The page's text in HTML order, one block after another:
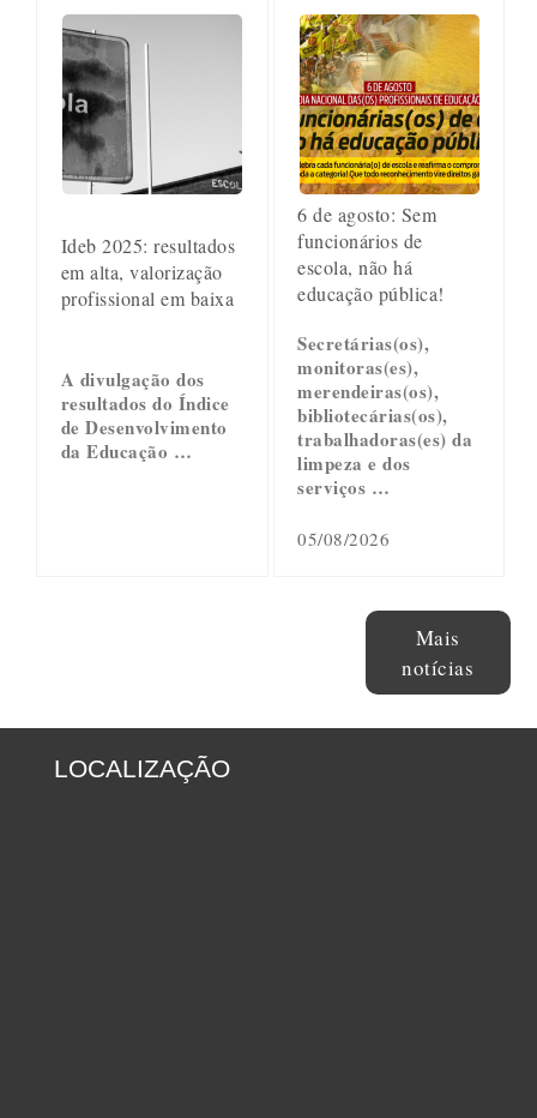
Ideb 2025: resultados
em alta, valorização
profissional em baixa
A divulgação dos
resultados do Índice
de Desenvolvimento
da Educação …
6 de agosto: Sem
funcionários de
escola, não há
educação pública!
Secretárias(os),
monitoras(es),
merendeiras(os),
bibliotecárias(os),
trabalhadoras(es) da
limpeza e dos
serviços …
05/08/2026
Mais
notícias
LOCALIZAÇÃO